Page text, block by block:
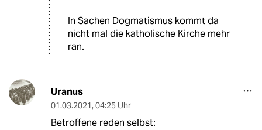
In Sachen Dogmatismus kommt da
nicht mal die katholische Kirche mehr
ran.
Uranus
01.03.2021, 04:25 Uhr
Betroffene reden selbst: